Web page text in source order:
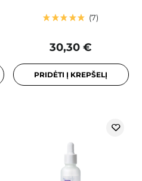
7
30,30 €
PRIDĖTI Į KREPŠELĮ